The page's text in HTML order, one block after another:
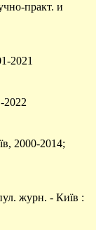
практ. и
2021
2022
2000-2014;
журн. - Київ :